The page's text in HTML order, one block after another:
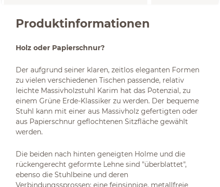
Produktinformationen
Holz oder Papierschnur?
Der aufgrund seiner klaren, zeitlos eleganten Formen
zu vielen verschiedenen Tischen passende, relativ
leichte Massivholzstuhl Karim hat das Potenzial, zu
einem Grüne Erde-Klassiker zu werden. Der bequeme
Stuhl kann mit einer aus Massivholz gefertigten oder
aus Papierschnur geflochtenen Sitzfläche gewählt
werden.
Die beiden nach hinten geneigten Holme und die
rückengerecht geformte Lehne sind "überblattet",
ebenso die Stuhlbeine und deren
Verbindungssprossen: eine feinsinnige, metallfreie